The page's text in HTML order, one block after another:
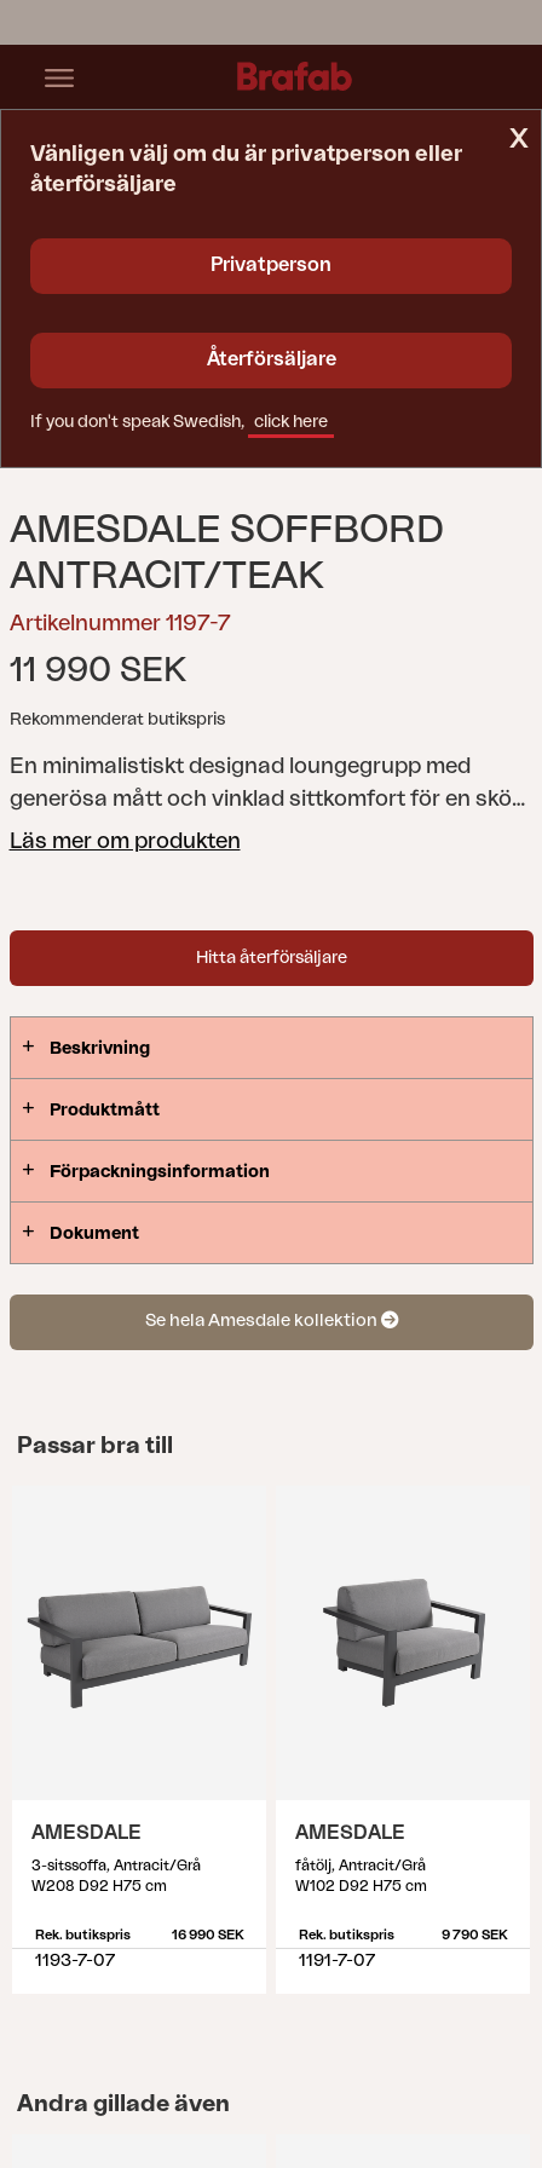
AMESDALE SOFFBORD
ANTRACIT/TEAK
Artikelnummer 1197-7
11 990 SEK
Rekommenderat butikspris
En minimalistiskt designad loungegrupp med
generösa mått och vinklad sittkomfort för en skön
avslappnad känsla. Här kan du enkelt skapa din
Läs mer om produkten
Hitta återförsäljare
Beskrivning
Produktmått
Förpackningsinformation
Dokument
Se hela Amesdale kollektion
Passar bra till
AMESDALE
3-sitssoffa, Antracit/Grå
W208 D92 H75 cm
Rek. butikspris 16 990 SEK
1193-7-07
AMESDALE
fåtölj, Antracit/Grå
W102 D92 H75 cm
Rek. butikspris 9 790 SEK
1191-7-07
Andra gillade även
x
Vänligen välj om du är privatperson eller
återförsäljare
Privatperson
Återförsäljare
If you don't speak Swedish, click here